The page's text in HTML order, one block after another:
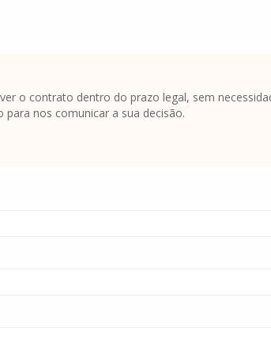
o contrato dentro do prazo legal, sem
nos comunicar a sua decisão.